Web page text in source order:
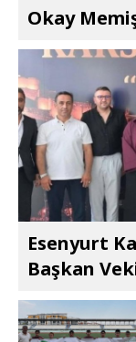
Okay
Esenyurt
Başkan